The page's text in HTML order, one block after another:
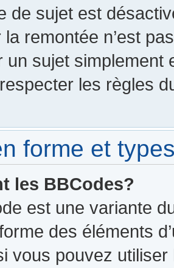
de sujet est
la remontée n’est
un sujet
les règles
forme et
les BBCodes?
est une variante
des éléments
vous pouvez